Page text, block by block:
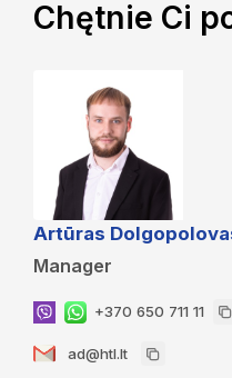
Chętnie Ci
Artūras
Manager
+370 650 711 11
ad@htl.lt